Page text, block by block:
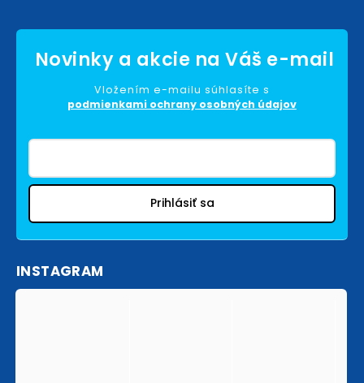
Vložením e-mailu súhlasíte s
podmienkami ochrany osobných údajov
Prihlásiť sa
INSTAGRAM